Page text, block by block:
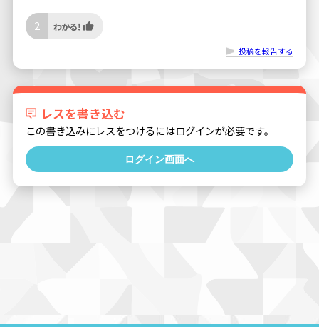
2
投稿を報告する
レスを書き込む
この書き込みにレスをつけるにはログインが必要です。
ログイン画面へ